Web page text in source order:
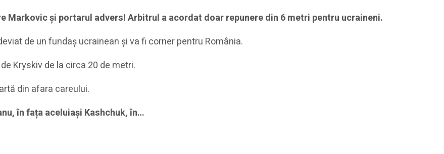
Markovic și portarul advers! Arbitrul a acordat doar repunere din 6 metri pentru ucraineni.
de un fundaș ucrainean și va fi corner pentru România.
Kryskiv de la circa 20 de metri.
din afara careului.
în fața aceluiași Kashchuk, în…